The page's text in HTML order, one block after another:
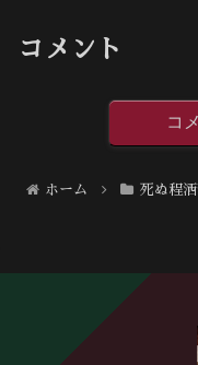
コメント
コ
ホーム 死ぬ程